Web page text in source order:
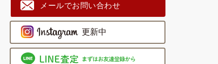
メールでお問い合わせ